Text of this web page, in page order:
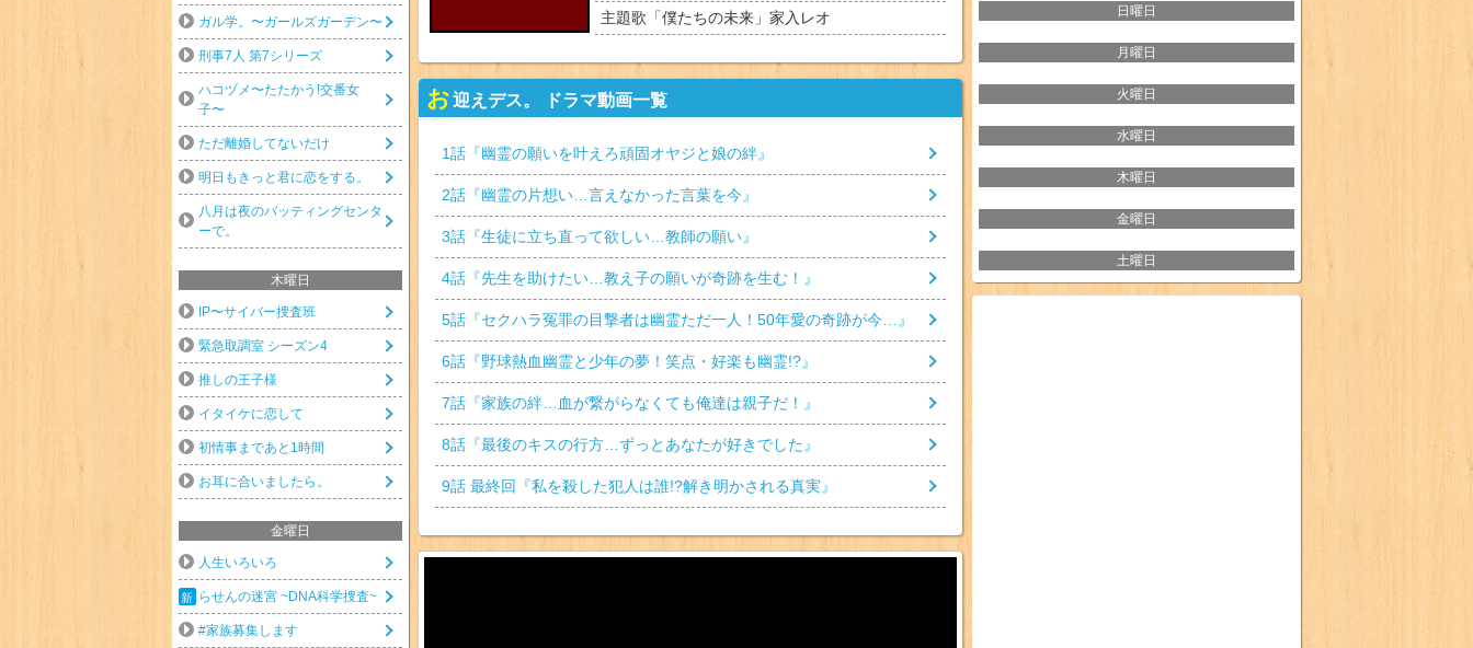
主題歌「僕たちの未来」家入レオ
お迎えデス。 ドラマ動画一覧
1話『幽霊の願いを叶えろ頑固オヤジと娘の絆』
2話『幽霊の片想い…言えなかった言葉を今 』
3話『生徒に立ち直って欲しい…教師の願い』
4話『先生を助けたい…教え子の願いが奇跡を生む！ 』
5話『セクハラ冤罪の目撃者は幽霊ただ一人！50年愛の奇跡が今… 』
6話『野球熱血幽霊と少年の夢！笑点・好楽も幽霊!?』
7話『家族の絆…血が繋がらなくても俺達は親子だ！ 』
8話『最後のキスの行方…ずっとあなたが好きでした 』
9話 最終回『私を殺した犯人は誰!?解き明かされる真実』
ガル学。〜ガールズガーデン〜
刑事7人 第7シリーズ
ハコヅメ〜たたかう!交番女
子〜
ただ離婚してないだけ
明日もきっと君に恋をする。
八月は夜のバッティングセンタ
ーで。
木曜日
IP〜サイバー捜査班
緊急取調室 シーズン4
推しの王子様
イタイケに恋して
初情事まであと1時間
お耳に合いましたら。
金曜日
人生いろいろ
らせんの迷宮 ~DNA科学捜査~
#家族募集します
日曜日
月曜日
火曜日
水曜日
木曜日
金曜日
土曜日